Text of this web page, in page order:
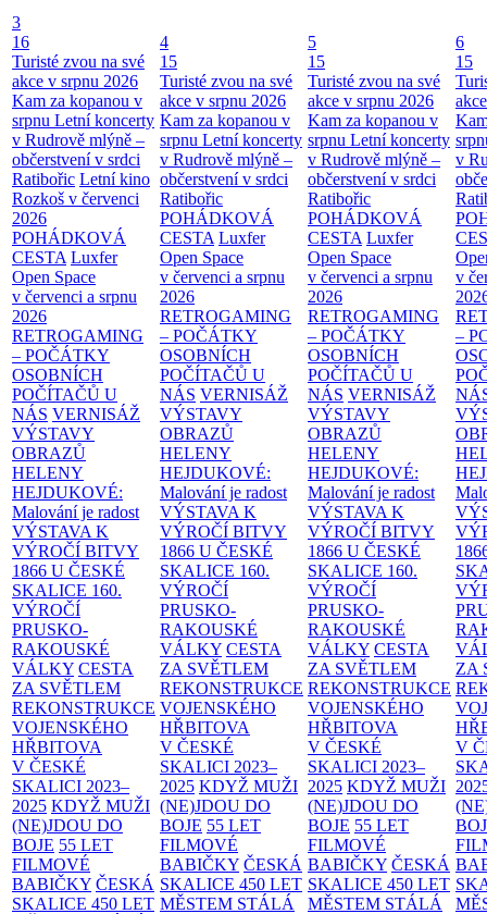
3
16
Turisté zvou na své
akce v srpnu 2026
Kam za kopanou v
srpnu Letní koncerty
v Rudrově mlýně –
občerstvení v srdci
Ratibořic Letní kino
Rozkoš v červenci
2026
POHÁDKOVÁ
CESTA Luxfer
Open Space
v červenci a srpnu
2026
RETROGAMING
– POČÁTKY
OSOBNÍCH
POČÍTAČŮ U
NÁS VERNISÁŽ
VÝSTAVY
OBRAZŮ
HELENY
HEJDUKOVÉ:
Malování je radost
VÝSTAVA K
VÝROČÍ BITVY
1866 U ČESKÉ
SKALICE 160.
VÝROČÍ
PRUSKO-
RAKOUSKÉ
VÁLKY CESTA
ZA SVĚTLEM
REKONSTRUKCE
VOJENSKÉHO
HŘBITOVA
V ČESKÉ
SKALICI 2023–
2025 KDYŽ MUŽI
(NE)JDOU DO
BOJE 55 LET
FILMOVÉ
BABIČKY ČESKÁ
SKALICE 450 LET
4
15
Turisté zvou na své
akce v srpnu 2026
Kam za kopanou v
srpnu Letní koncerty
v Rudrově mlýně –
občerstvení v srdci
Ratibořic
POHÁDKOVÁ
CESTA Luxfer
Open Space
v červenci a srpnu
2026
RETROGAMING
– POČÁTKY
OSOBNÍCH
POČÍTAČŮ U
NÁS VERNISÁŽ
VÝSTAVY
OBRAZŮ
HELENY
HEJDUKOVÉ:
Malování je radost
VÝSTAVA K
VÝROČÍ BITVY
1866 U ČESKÉ
SKALICE 160.
VÝROČÍ
PRUSKO-
RAKOUSKÉ
VÁLKY CESTA
ZA SVĚTLEM
REKONSTRUKCE
VOJENSKÉHO
HŘBITOVA
V ČESKÉ
SKALICI 2023–
2025 KDYŽ MUŽI
(NE)JDOU DO
BOJE 55 LET
FILMOVÉ
BABIČKY ČESKÁ
SKALICE 450 LET
MĚSTEM STÁLÁ
5
15
Turisté zvou na své
akce v srpnu 2026
Kam za kopanou v
srpnu Letní koncerty
v Rudrově mlýně –
občerstvení v srdci
Ratibořic
POHÁDKOVÁ
CESTA Luxfer
Open Space
v červenci a srpnu
2026
RETROGAMING
– POČÁTKY
OSOBNÍCH
POČÍTAČŮ U
NÁS VERNISÁŽ
VÝSTAVY
OBRAZŮ
HELENY
HEJDUKOVÉ:
Malování je radost
VÝSTAVA K
VÝROČÍ BITVY
1866 U ČESKÉ
SKALICE 160.
VÝROČÍ
PRUSKO-
RAKOUSKÉ
VÁLKY CESTA
ZA SVĚTLEM
REKONSTRUKCE
VOJENSKÉHO
HŘBITOVA
V ČESKÉ
SKALICI 2023–
2025 KDYŽ MUŽI
(NE)JDOU DO
BOJE 55 LET
FILMOVÉ
BABIČKY ČESKÁ
SKALICE 450 LET
MĚSTEM STÁLÁ
6
15
v
v
–
ZA
V